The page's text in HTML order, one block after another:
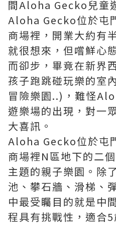
間Aloha Gecko兒童
Aloha Gecko位於屯
商場裡，開業大約有
就很想來，但嚐鮮心
而卻步，畢竟在新界
孩子跑跳碰玩樂的室
冒險樂園..)，難怪
遊樂場的出現，對一
大喜訊。
Aloha Gecko位於屯
商場裡N區地下的二
主題的親子樂園。除
池、攀石牆、滑梯、
中最受矚目的就是中
程具有挑戰性，適合5